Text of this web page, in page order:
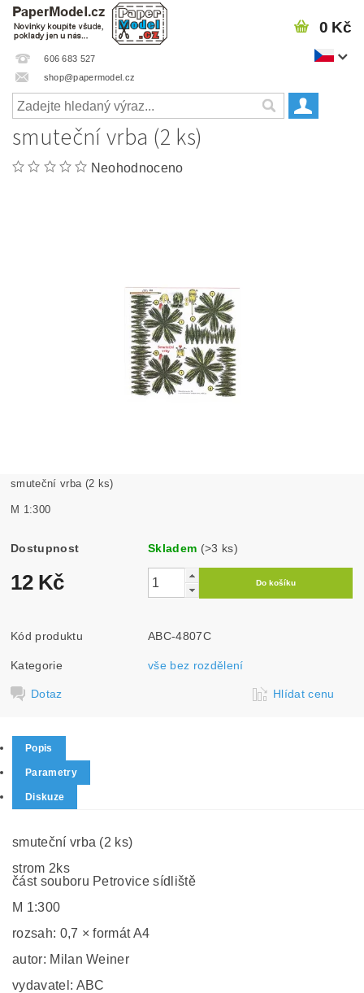
606 683 527
shop@papermodel.cz
0 Kč
smuteční vrba (2 ks)
Neohodnoceno
smuteční vrba (2 ks)
M 1:300
Dostupnost Skladem (>3 ks)
12 Kč
Kód produktu ABC-4807C
Kategorie vše bez rozdělení
Dotaz Hlídat cenu
Popis
Parametry
Diskuze
smuteční vrba (2 ks)
strom 2ks
část souboru Petrovice sídliště
M 1:300
rozsah: 0,7 × formát A4
autor: Milan Weiner
vydavatel: ABC